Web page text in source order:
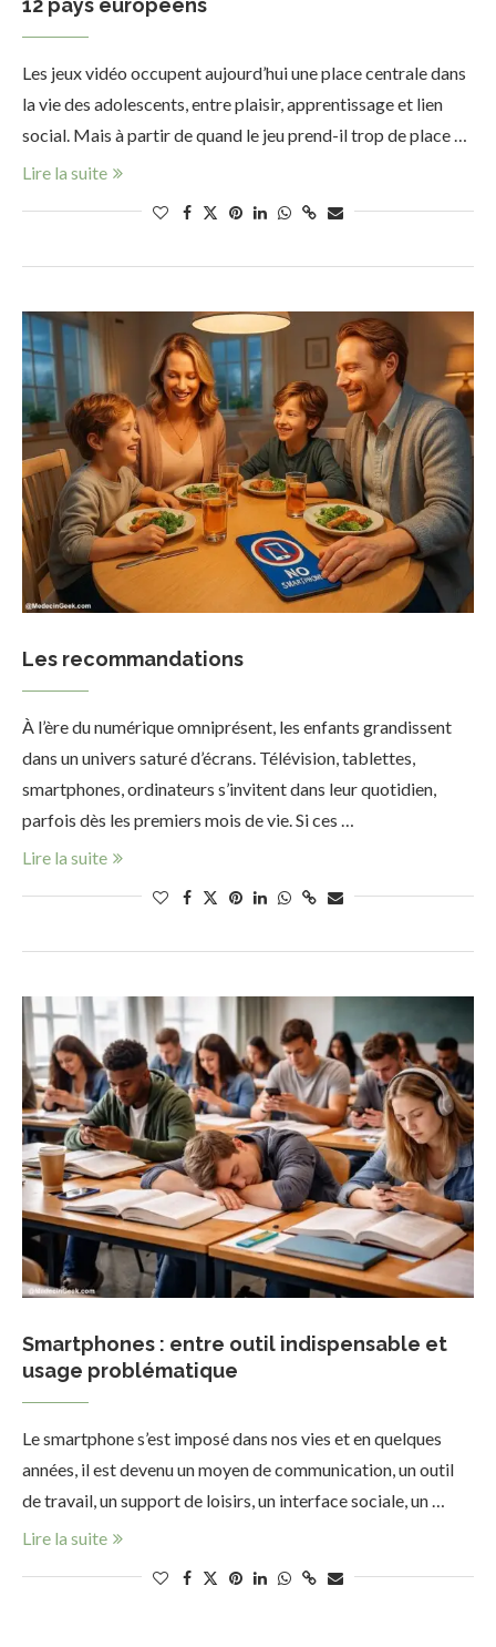
12 pays européens
Les jeux vidéo occupent aujourd’hui une place centrale dans
la vie des adolescents, entre plaisir, apprentissage et lien
social. Mais à partir de quand le jeu prend-il trop de place …
Lire la suite
Les recommandations
À l’ère du numérique omniprésent, les enfants grandissent
dans un univers saturé d’écrans. Télévision, tablettes,
smartphones, ordinateurs s’invitent dans leur quotidien,
parfois dès les premiers mois de vie. Si ces …
Lire la suite
Smartphones : entre outil indispensable et
usage problématique
Le smartphone s’est imposé dans nos vies et en quelques
années, il est devenu un moyen de communication, un outil
de travail, un support de loisirs, un interface sociale, un …
Lire la suite